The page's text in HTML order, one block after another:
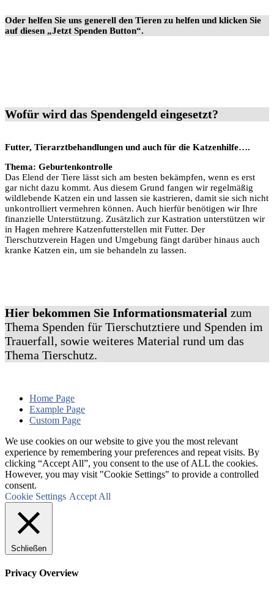
Oder helfen Sie uns generell den Tieren zu helfen und klicken Sie
auf diesen „Jetzt Spenden Button“.
Wofür wird das Spendengeld eingesetzt?
Futter, Tierarztbehandlungen und auch für die Katzenhilfe….
Thema: Geburtenkontrolle
Das Elend der Tiere lässt sich am besten bekämpfen, wenn es erst
gar nicht dazu kommt. Aus diesem Grund fangen wir regelmäßig
wildlebende Katzen ein und lassen sie kastrieren, damit sie sich nicht
unkontrolliert vermehren können. Auch hierfür benötigen wir Ihre
finanzielle Unterstützung. Zusätzlich zur Kastration unterstützen wir
in Hagen mehrere Katzenfutterstellen mit Futter. Der
Tierschutzverein Hagen und Umgebung fängt darüber hinaus auch
kranke Katzen ein, um sie behandeln zu lassen.
Hier bekommen Sie Informationsmaterial zum
Thema Spenden für Tierschutztiere und Spenden im
Trauerfall, sowie weiteres Material rund um das
Thema Tierschutz.
Home Page
Example Page
Custom Page
We use cookies on our website to give you the most relevant
experience by remembering your preferences and repeat visits. By
clicking “Accept All”, you consent to the use of ALL the cookies.
However, you may visit "Cookie Settings" to provide a controlled
consent.
Cookie Settings Accept All
Schließen
Privacy Overview